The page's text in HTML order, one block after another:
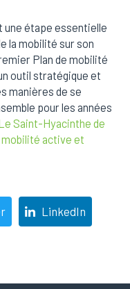
une étape essentielle
la mobilité sur son
Plan de mobilité
outil stratégique et
manières de se
pour les années
Saint-Hyacinthe de
mobilité active et
LinkedIn